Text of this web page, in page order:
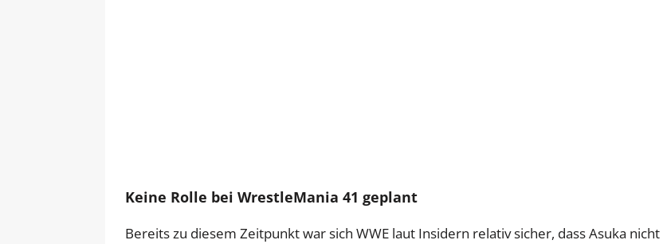
Keine Rolle bei WrestleMania 41 geplant
Bereits zu diesem Zeitpunkt war sich WWE laut Insidern relativ sicher, dass Asuka nicht